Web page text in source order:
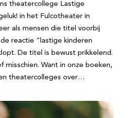
theatercollege Lastige
in het Fulcotheater in
als mensen die titel voorbij
reactie “lastige kinderen
De titel is bewust prikkelend.
misschien. Want in onze boeken,
theatercolleges over…